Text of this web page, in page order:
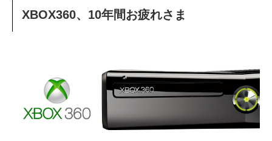
XBOX360、10年間お疲れさま